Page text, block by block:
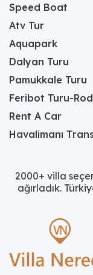
Speed Boat
Atv Tur
Aquapark
Dalyan Turu
Pamukkale Turu
Feribot Turu-
Rent A Car
Havalimanı
2000+ villa
ağırladık.